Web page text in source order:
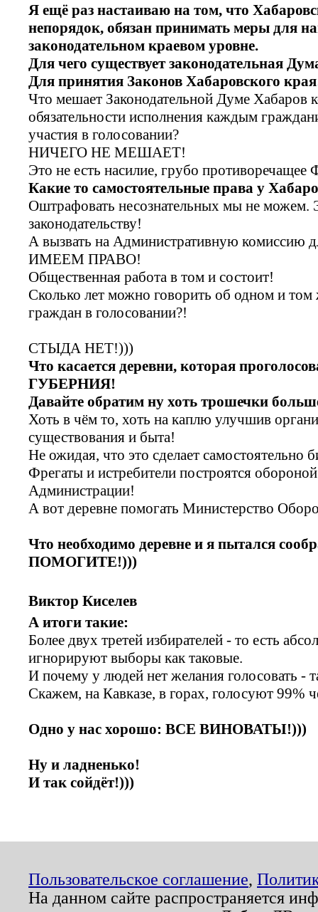
Я ещё раз настаиваю на том, что
непорядок, обязан принимать меры для
законодательном краевом уровне.
Для чего существует законодательная
Для принятия Законов Хабаровского
Что мешает Законодательной Думе Хабаров
обязательности исполнения каждым
участия в голосовании?
НИЧЕГО НЕ МЕШАЕТ!
Это не есть насилие, грубо противоречащее
Какие то самостоятельные права у
Оштрафовать несознательных мы не можем.
законодательству!
А вызвать на Административную комиссию
ИМЕЕМ ПРАВО!
Общественная работа в том и состоит!
Сколько лет можно говорить об одном и том
граждан в голосовании?!
СТЫДА НЕТ!)))
Что касается деревни, которая
ГУБЕРНИЯ!
Давайте обратим ну хоть трошечки
Хоть в чём то, хоть на каплю улучшив
существования и быта!
Не ожидая, что это сделает самостоятельно
Фрегаты и истребители построятся
Администрации!
А вот деревне помогать Министерство
Что необходимо деревне и я пытался
ПОМОГИТЕ!)))
Виктор Киселев
А итоги такие:
Более двух третей избирателей - то есть
игнорируют выборы как таковые.
И почему у людей нет желания голосовать -
Скажем, на Кавказе, в горах, голосуют 99%
Одно у нас хорошо: ВСЕ ВИНОВАТЫ!)))
Ну и ладненько!
И так сойдёт!)))
Пользовательское соглашение,
На данном сайте распространяется